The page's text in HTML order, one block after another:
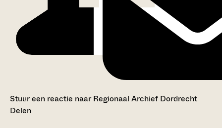
Stuur een reactie naar Regionaal Archief Dordrecht
Delen